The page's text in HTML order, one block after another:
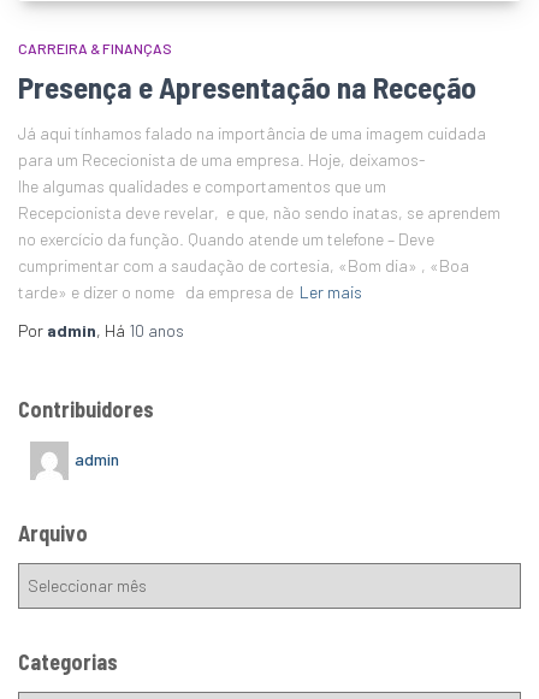
CARREIRA & FINANÇAS
Presença e Apresentação na Receção
Já aqui tínhamos falado na importância de uma imagem cuidada
para um Rececionista de uma empresa. Hoje, deixamos-
lhe algumas qualidades e comportamentos que um
Recepcionista deve revelar, e que, não sendo inatas, se aprendem
no exercício da função. Quando atende um telefone – Deve
cumprimentar com a saudação de cortesia, «Bom dia» , «Boa
tarde» e dizer o nome da empresa de Ler mais
Por admin, Há 10 anos
Contribuidores
admin
Arquivo
Categorias